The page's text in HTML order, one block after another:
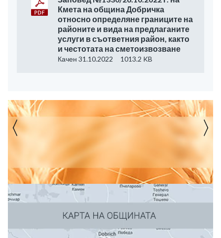
Кмета на община Добричка
относно определяне границите на
районите и вида на предлаганите
услуги в съответния район, както
и честотата на сметоизвозване
Качен 31.10.2022 1013.2 KB